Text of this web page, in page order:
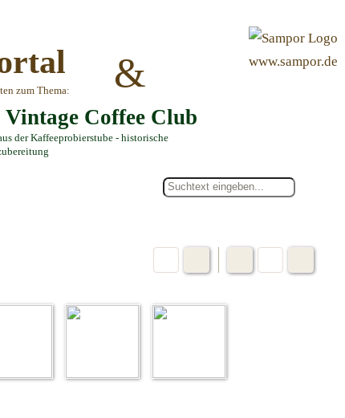
zum Thema:
&
Coffee Club
der Kaffeeprobierstube - historische
www.sampor.de